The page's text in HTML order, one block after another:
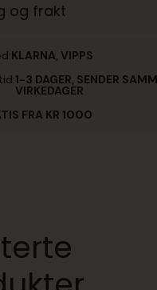
og frakt
KLARNA, VIPPS
1-3 DAGER, SENDER
VIRKEDAGER
FRA KR 1000